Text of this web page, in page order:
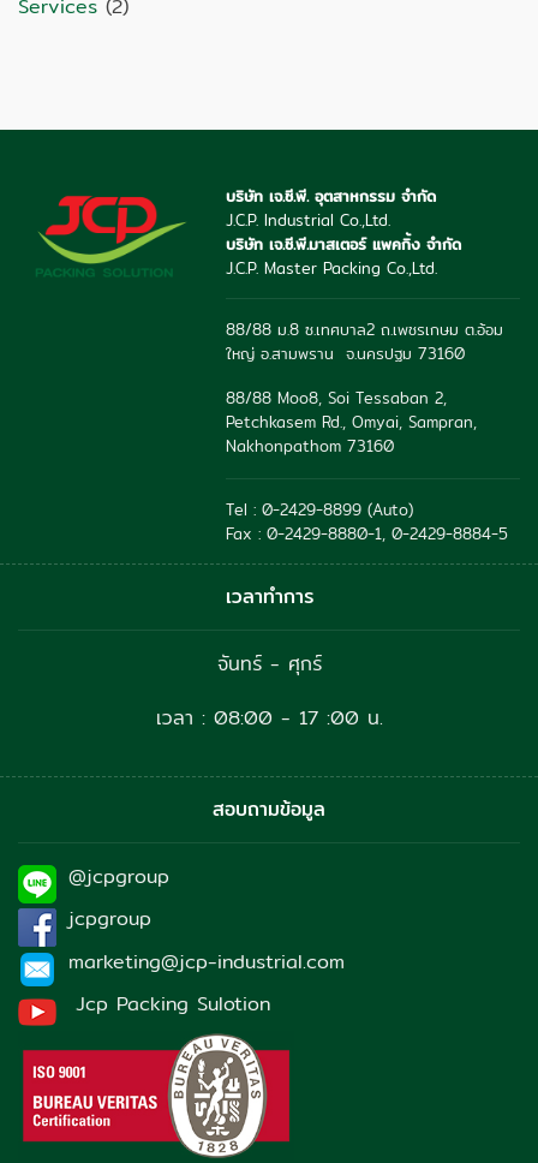
Services (2)
บริษัท เจ.ซี.พี. อุตสาหกรรม จำกัด
J.C.P. Industrial Co.,Ltd.
บริษัท เจ.ซี.พี.มาสเตอร์ แพคกิ้ง จำกัด
J.C.P. Master Packing Co.,Ltd.
88/88 ม.8 ซ.เทศบาล2 ถ.เพชรเกษม ต.อ้อม
ใหญ่ อ.สามพราน จ.นครปฐม 73160
88/88 Moo8, Soi Tessaban 2,
Petchkasem Rd., Omyai, Sampran,
Nakhonpathom 73160
Tel : 0-2429-8899 (Auto)
Fax : 0-2429-8880-1, 0-2429-8884-5
เวลาทำการ
จันทร์ - ศุกร์
เวลา : 08:00 - 17 :00 น.
สอบถามข้อมูล
@jcpgroup
jcpgroup
marketing@jcp-industrial.com
Jcp Packing Sulotion